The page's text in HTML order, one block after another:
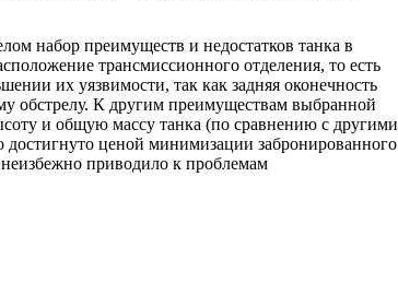
набор преимуществ и недостатков танка в
трансмиссионного отделения, то есть
их уязвимости, так как задняя оконечность
обстрелу. К другим преимуществам выбранной
и общую массу танка (по сравнению с другими
ценой минимизации забронированного
приводило к проблемам